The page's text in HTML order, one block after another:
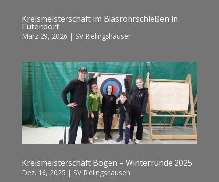
Kreismeisterschaft im Blasrohrschießen in
Eutendorf
März 29, 2026 | SV Rielingshausen
Kreismeisterschaft Bogen – Winterrunde 2025
Dez. 16, 2025 | SV Rielingshausen